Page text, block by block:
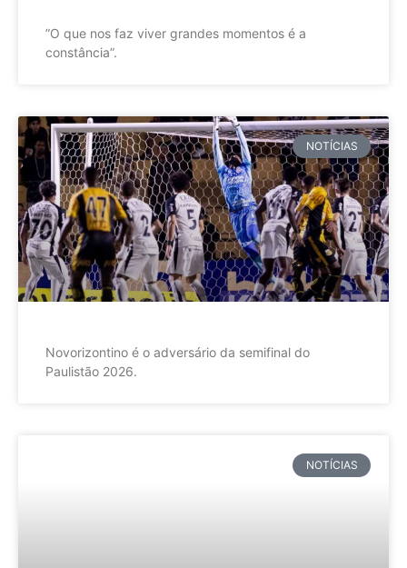
”O que nos faz viver grandes momentos é a
constância”.
NOTÍCIAS
Novorizontino é o adversário da semifinal do
Paulistão 2026.
NOTÍCIAS